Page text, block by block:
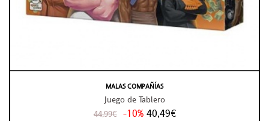
MALAS COMPAÑÍAS
Juego de Tablero
44,99€ -10% 40,49€